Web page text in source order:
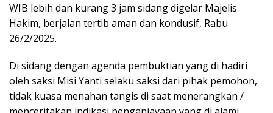
WIB lebih dan kurang 3 jam sidang digelar Majelis
Hakim, berjalan tertib aman dan kondusif, Rabu
26/2/2025.
Di sidang dengan agenda pembuktian yang di hadiri
oleh saksi Misi Yanti selaku saksi dari pihak pemohon,
tidak kuasa menahan tangis di saat menerangkan /